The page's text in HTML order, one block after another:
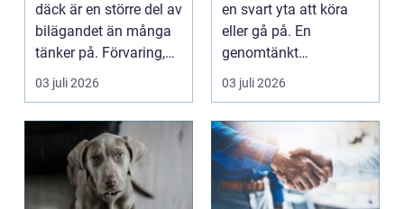
däck är en större del av
bilägandet än många
tänker på. Förvaring,
skick, lufttr...
03 juli 2026
en svart yta att köra
eller gå på. En
genomtänkt
asfaltering kan lyfta
03 juli 2026